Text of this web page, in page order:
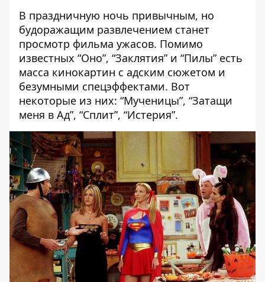
В праздничную ночь привычным, но
будоражащим развлечением станет
просмотр фильма ужасов. Помимо
известных “Оно”, “Заклятия” и “Пилы” есть
масса кинокартин с адским сюжетом и
безумными спецэффектами. Вот
некоторые из них: “Мученицы”, “Затащи
меня в Ад”, “Сплит”, “Истерия”.